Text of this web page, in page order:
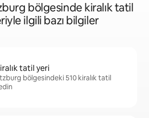
bölgesinde kiralık tatil
ilgili bazı bilgiler
tatil yeri
bölgesindeki 510 kiralık tatil